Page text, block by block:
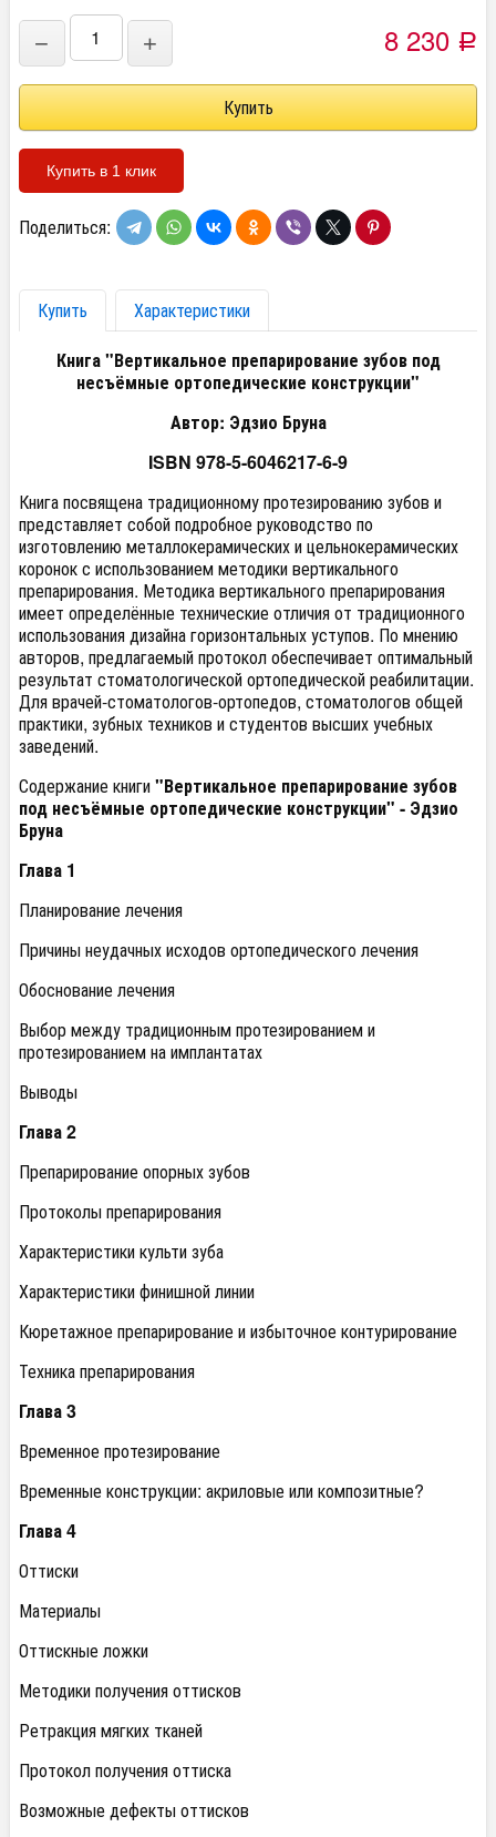
− + 8 230 Р
Купить в 1 клик
Поделиться:
Купить
Характеристики
Книга "Вертикальное препарирование зубов под
несъёмные ортопедические конструкции"
Автор: Эдзио Бруна
ISBN 978-5-6046217-6-9
Книга посвящена традиционному протезированию зубов и
представляет собой подробное руководство по
изготовлению металлокерамических и цельнокерамических
коронок с использованием методики вертикального
препарирования. Методика вертикального препарирования
имеет определённые технические отличия от традиционного
использования дизайна горизонтальных уступов. По мнению
авторов, предлагаемый протокол обеспечивает оптимальный
результат стоматологической ортопедической реабилитации.
Для врачей-стоматологов-ортопедов, стоматологов общей
практики, зубных техников и студентов высших учебных
заведений.
Содержание книги"Вертикальное препарирование зубов
под несъёмные ортопедические конструкции" - Эдзио
Бруна
Глава 1
Планирование лечения
Причины неудачных исходов ортопедического лечения
Обоснование лечения
Выбор между традиционным протезированием и
протезированием на имплантатах
Выводы
Глава 2
Препарирование опорных зубов
Протоколы препарирования
Характеристики культи зуба
Характеристики финишной линии
Кюретажное препарирование и избыточное контурирование
Техника препарирования
Глава 3
Временное протезирование
Временные конструкции: акриловые или композитные?
Глава 4
Оттиски
Материалы
Оттискные ложки
Методики получения оттисков
Ретракция мягких тканей
Протокол получения оттиска
Возможные дефекты оттисков